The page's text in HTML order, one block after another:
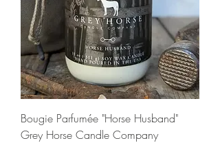
Bougie Parfumée "Horse Husband"
Grey Horse Candle Company